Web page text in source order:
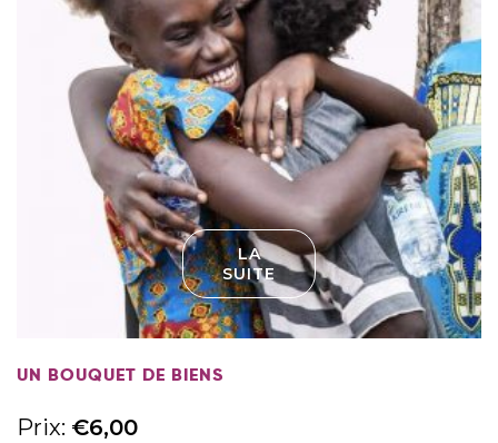
LA
SUITE
UN BOUQUET DE BIENS
Prix: €6,00